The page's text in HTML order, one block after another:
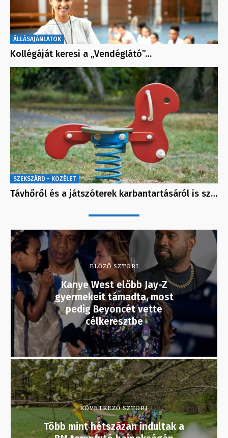
ÁLLÁSAJÁNLATOK
Kollégáját keresi a „Vendéglátó”…
SZEKSZÁRD - KÖZÉLET
Távhőről és a játszóterek karbantartásáról is sz…
ELŐZŐ SZTORI
Kanye West előbb Jay-Z
gyermekeit támadta, most
pedig Beyoncét vette
célkeresztbe
KÖVETKEZŐ SZTORI
Több mint hétszázan indultak a